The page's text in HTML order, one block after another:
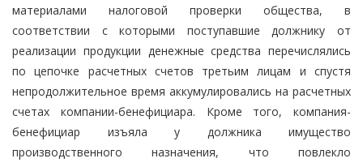
материалами налоговой проверки общества, в
соответствии с которыми поступавшие должнику от
реализации продукции денежные средства перечислялись
по цепочке расчетных счетов третьим лицам и спустя
непродолжительное время аккумулировались на расчетных
счетах компании-бенефициара. Кроме того, компания-
бенефициар изъяла у должника имущество
производственного назначения, что повлекло